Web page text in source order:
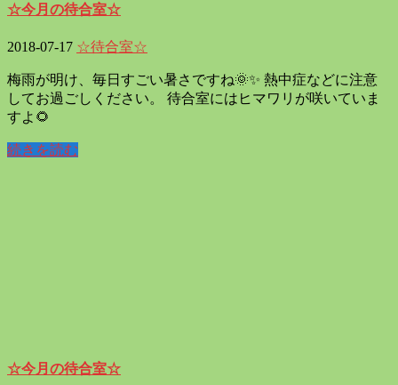
☆今月の待合室☆
2018-07-17 ☆待合室☆
梅雨が明け、毎日すごい暑さですね🌞✨ 熱中症などに注意
してお過ごしください。 待合室にはヒマワリが咲いていま
すよ🌻
続きを読む
☆今月の待合室☆